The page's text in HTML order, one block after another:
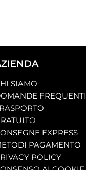
SIAMO
FREQUENTI
EXPRESS
PAGAMENTO
POLICY